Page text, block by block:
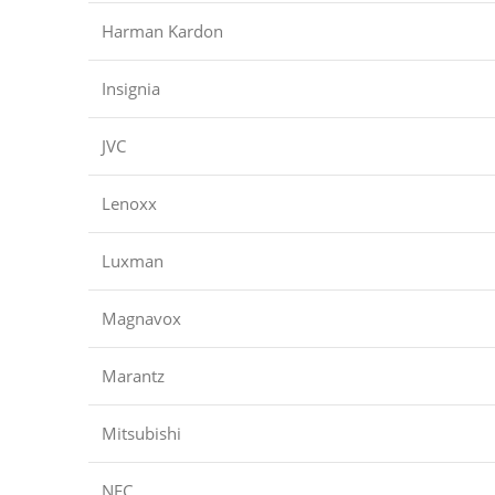
Harman Kardon
Insignia
JVC
Lenoxx
Luxman
Magnavox
Marantz
Mitsubishi